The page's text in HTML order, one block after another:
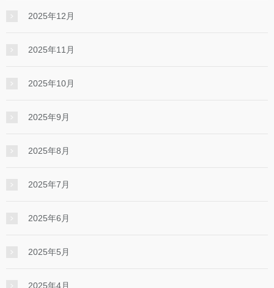
2025年12月
2025年11月
2025年10月
2025年9月
2025年8月
2025年7月
2025年6月
2025年5月
2025年4月